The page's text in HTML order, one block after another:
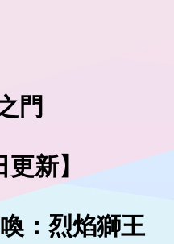
門
更新】
：烈焰獅王